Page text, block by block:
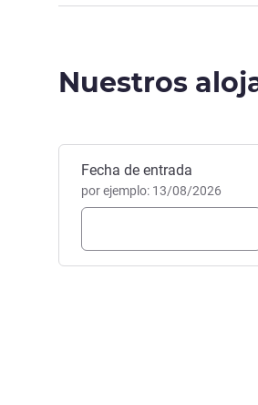
Nuestros
Reservar este hotel
Fecha de entrada
por ejemplo: 13/08/2026